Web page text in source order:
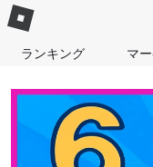
ランキング マ